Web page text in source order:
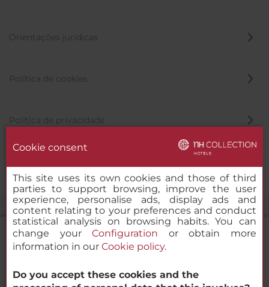
NH Collection A Coruña Finisterre
Orientações jurídicas
Política de cookies
Política de privacidade
© 2000-2026 MINOR HOTELS EUROPE & AMERICAS Santa Engracia
Cookie consent
This site uses its own cookies and those of third
parties to support browsing, improve the user
experience, personalise ads, display ads and
content relating to your preferences and conduct
statistical analysis on browsing habits. You can
change yourConfiguration or obtain more
information in our Cookie policy.
Do you accept these cookies and the